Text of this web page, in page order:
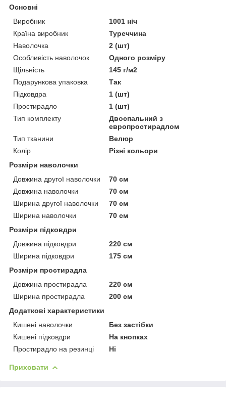
Основні
Виробник
1001 ніч
Країна виробник
Туреччина
Наволочка
2 (шт)
Особливість наволочок
Одного розміру
Щільність
145 г/м2
Подарункова упаковка
Так
Підковдра
1 (шт)
Простирадло
1 (шт)
Тип комплекту
Двоспальний з
европростирадлом
Тип тканини
Велюр
Колір
Різні кольори
Розміри наволочки
Довжина другої наволочки
70 см
Довжина наволочки
70 см
Ширина другої наволочки
70 см
Ширина наволочки
70 см
Розміри підковдри
Довжина підковдри
220 см
Ширина підковдри
175 см
Розміри простирадла
Довжина простирадла
220 см
Ширина простирадла
200 см
Додаткові характеристики
Кишені наволочки
Без застібки
Кишені підковдри
На кнопках
Простирадло на резинці
Ні
Приховати